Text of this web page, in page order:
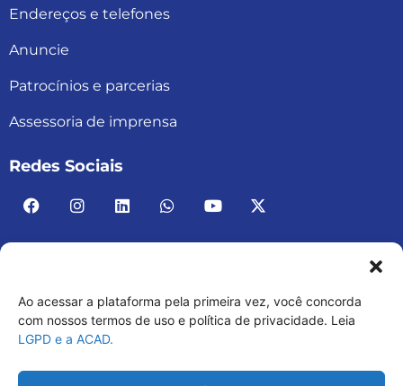
Ao acessar a plataforma pela primeira vez, você concorda
com nossos termos de uso e política de privacidade. Leia
LGPD e a ACAD.
Endereços e telefones
Anuncie
Patrocínios e parcerias
Assessoria de imprensa
Redes Sociais
ACAD BRASIL – ASSOCIAÇÃO BRASILEIRA DE